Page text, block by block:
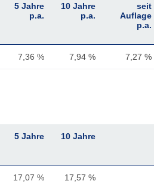
5 Jahre
p.a.
10 Jahre
p.a.
seit
Auflage
p.a.
7,36 % 7,94 % 7,27 %
5 Jahre 10 Jahre
17,07 % 17,57 %